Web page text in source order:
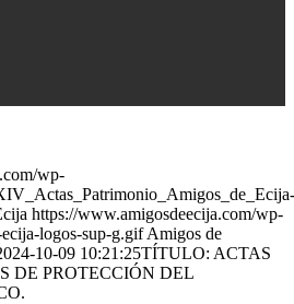
wp-
https://www.amigosdeecija.com/wp-
logos-sup-g.gif Amigos de
10-09 10:21:25TÍTULO: ACTAS
DE PROTECCIÓN DEL